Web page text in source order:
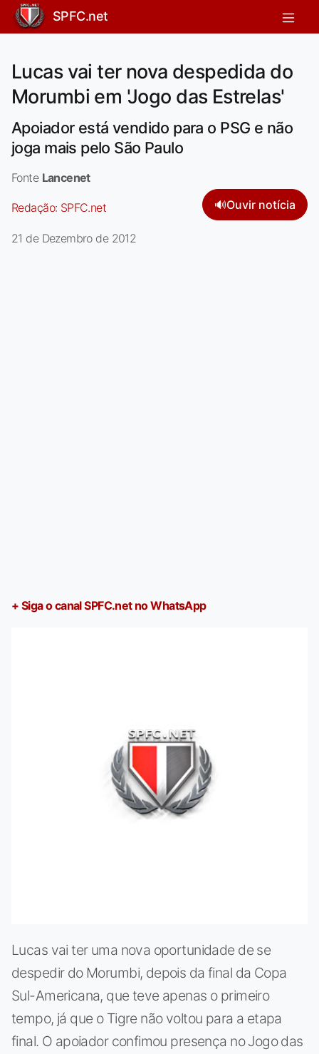
SPFC.net
Lucas vai ter nova despedida do
Morumbi em 'Jogo das Estrelas'
Apoiador está vendido para o PSG e não
joga mais pelo São Paulo
Fonte Lancenet
Redação: SPFC.net 🔊Ouvir notícia
21 de Dezembro de 2012
+ Siga o canal SPFC.net no WhatsApp
Lucas vai ter uma nova oportunidade de se
despedir do Morumbi, depois da final da Copa
Sul-Americana, que teve apenas o primeiro
tempo, já que o Tigre não voltou para a etapa
final. O apoiador confimou presença no Jogo das